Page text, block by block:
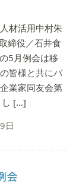
材活用中村朱
役／石井食
5月例会は移
皆様と共にバ
業家同友会第
し […]
日
会